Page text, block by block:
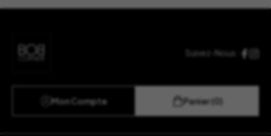
Suivez-Nous :
Mon Compte Panier (0)